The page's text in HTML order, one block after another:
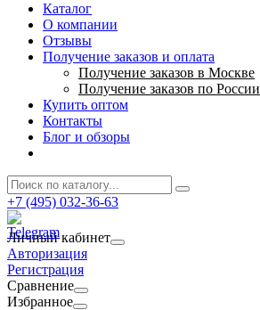
Каталог
О компании
Отзывы
Получение заказов и оплата
Получение заказов в Москве
Получение заказов по России
Купить оптом
Контакты
Блог и обзоры
+7 (495) 032-36-63
Личный кабинет
Авторизация
Регистрация
Сравнение
Избранное